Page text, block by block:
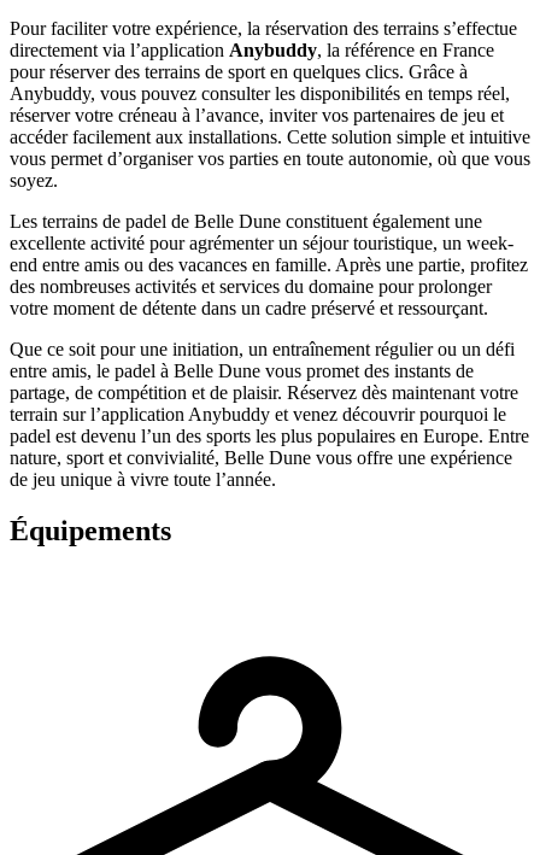
Pour faciliter votre expérience, la réservation des terrains s’effectue
directement via l’application Anybuddy, la référence en France
pour réserver des terrains de sport en quelques clics. Grâce à
Anybuddy, vous pouvez consulter les disponibilités en temps réel,
réserver votre créneau à l’avance, inviter vos partenaires de jeu et
accéder facilement aux installations. Cette solution simple et intuitive
vous permet d’organiser vos parties en toute autonomie, où que vous
soyez.
Les terrains de padel de Belle Dune constituent également une
excellente activité pour agrémenter un séjour touristique, un week-
end entre amis ou des vacances en famille. Après une partie, profitez
des nombreuses activités et services du domaine pour prolonger
votre moment de détente dans un cadre préservé et ressourçant.
Que ce soit pour une initiation, un entraînement régulier ou un défi
entre amis, le padel à Belle Dune vous promet des instants de
partage, de compétition et de plaisir. Réservez dès maintenant votre
terrain sur l’application Anybuddy et venez découvrir pourquoi le
padel est devenu l’un des sports les plus populaires en Europe. Entre
nature, sport et convivialité, Belle Dune vous offre une expérience
de jeu unique à vivre toute l’année.
Équipements